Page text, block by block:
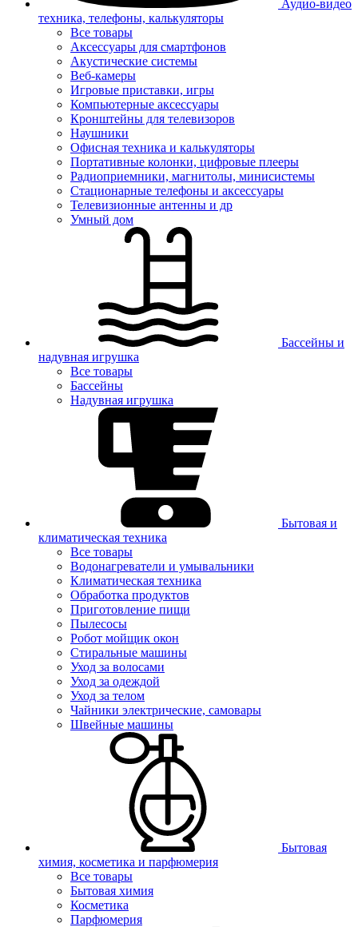
Аудио-видео
техника, телефоны, калькуляторы
Все товары
Аксессуары для смартфонов
Акустические системы
Веб-камеры
Игровые приставки, игры
Компьютерные аксессуары
Кронштейны для телевизоров
Наушники
Офисная техника и калькуляторы
Портативные колонки, цифровые плееры
Радиоприемники, магнитолы, минисистемы
Стационарные телефоны и аксессуары
Телевизионные антенны и др
Умный дом
Бассейны и
надувная игрушка
Все товары
Бассейны
Надувная игрушка
Бытовая и
климатическая техника
Все товары
Водонагреватели и умывальники
Климатическая техника
Обработка продуктов
Приготовление пищи
Пылесосы
Робот мойщик окон
Стиральные машины
Уход за волосами
Уход за одеждой
Уход за телом
Чайники электрические, самовары
Швейные машины
Бытовая
химия, косметика и парфюмерия
Все товары
Бытовая химия
Косметика
Парфюмерия